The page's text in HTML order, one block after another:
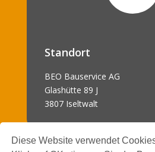
Diese Website verwendet
Standort
BEO Bauservice AG
Glashütte 89 J
3807 Iseltwalt